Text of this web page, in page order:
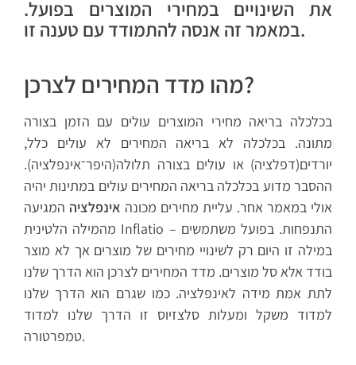
את השינויים במחירי המוצרים בפועל.
במאמר זה אנסה להתמודד עם טענה זו.
מהו מדד המחירים לצרכן?
בכלכלה בריאה מחירי המוצרים עולים עם הזמן בצורה
מתונה. בכלכלה לא בריאה המחירים לא עולים כלל,
יורדים(דפלציה) או עולים בצורה תלולה(היפר־אינפלציה).
ההסבר מדוע בכלכלה בריאה המחירים עולים במתינות יהיה
אולי במאמר אחר. עליית מחירים מכונה אינפלציה המגיעה
מהמילה הלטינית Inflatio – התנפחות. בפועל משתמשים
במילה זו היום רק לשינויי מחירים של מוצרים אך לא מוצר
בודד אלא סל מוצרים. מדד המחירים לצרכן הוא הדרך שלנו
לתת אמת מידה לאינפלציה. כמו שגרם הוא הדרך שלנו
למדוד משקל ומעלות סלצזיוס זו הדרך שלנו למדוד
טמפרטורה.